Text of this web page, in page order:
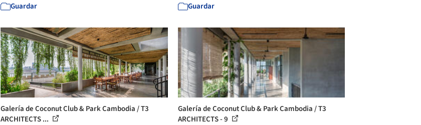
Guardar Guardar
Galería de Coconut Club & Park Cambodia / T3
ARCHITECTS ...
Galería de Coconut Club & Park Cambodia / T3
ARCHITECTS - 9